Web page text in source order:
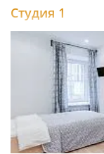
Студия 1